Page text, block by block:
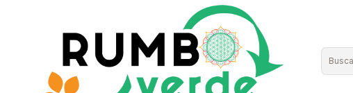
Envío gratis por compras sobre los 59.990 en la provincia de Santiago
Plantas y Hierbas Flores
Flores